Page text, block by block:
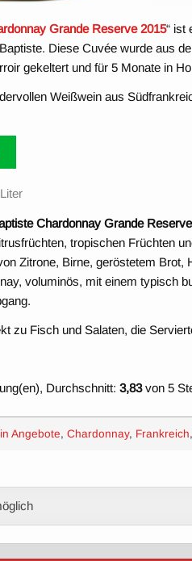
Grande Reserve 2015“ ist
Diese Cuvée wurde aus
gekeltert und für 5 Monate in
Weißwein aus
Chardonnay Grande
tropischen Früchten
Zitrone, Birne, geröstetem Brot,
voluminös, mit einem typisch
zu Fisch und Salaten, die
Durchschnitt:3,83von 5
Angebote, Chardonnay, Frankreich,